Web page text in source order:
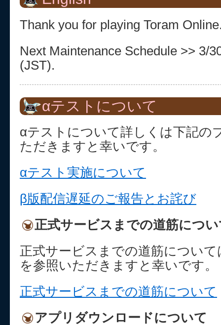
Thank you for playing Toram
Next Maintenance Schedule >> 3/
(JST).
αテストについて
αテストについて詳しくは下記の
ただきますと幸いです。
αテスト実施について
β版配信遅延のご報告とお詫び
正式サービスまでの道筋につ
正式サービスまでの道筋につい
を参照いただきますと幸いです。
正式サービスまでの道筋について
アプリダウンロードについて